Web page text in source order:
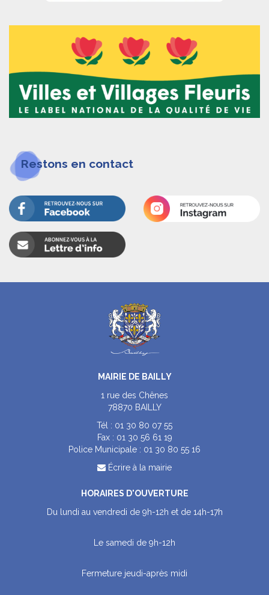
Restons en contact
MAIRIE DE BAILLY
1 rue des Chênes
78870 BAILLY
Tél : 01 30 80 07 55
Fax : 01 30 56 61 19
Police Municipale : 01 30 80 55 16
Écrire à la mairie
HORAIRES D'OUVERTURE
Du lundi au vendredi de 9h-12h et de 14h-17h
Le samedi de 9h-12h
Fermeture jeudi-après midi